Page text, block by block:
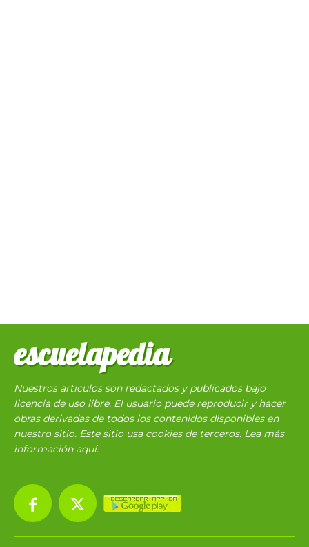
escuelapedia
Nuestros articulos son redactados y publicados bajo
licencia de uso libre. El usuario puede reproducir y hacer
obras derivadas de todos los contenidos disponibles en
nuestro sitio. Este sitio usa cookies de terceros. Lea más
información aquí.